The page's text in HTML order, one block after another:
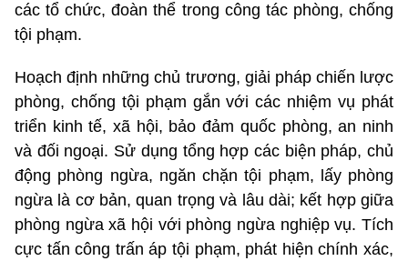
các tổ chức, đoàn thể trong công tác phòng, chống
tội phạm.
Hoạch định những chủ trương, giải pháp chiến lược
phòng, chống tội phạm gắn với các nhiệm vụ phát
triển kinh tế, xã hội, bảo đảm quốc phòng, an ninh
và đối ngoại. Sử dụng tổng hợp các biện pháp, chủ
động phòng ngừa, ngăn chặn tội phạm, lấy phòng
ngừa là cơ bản, quan trọng và lâu dài; kết hợp giữa
phòng ngừa xã hội với phòng ngừa nghiệp vụ. Tích
cực tấn công trấn áp tội phạm, phát hiện chính xác,